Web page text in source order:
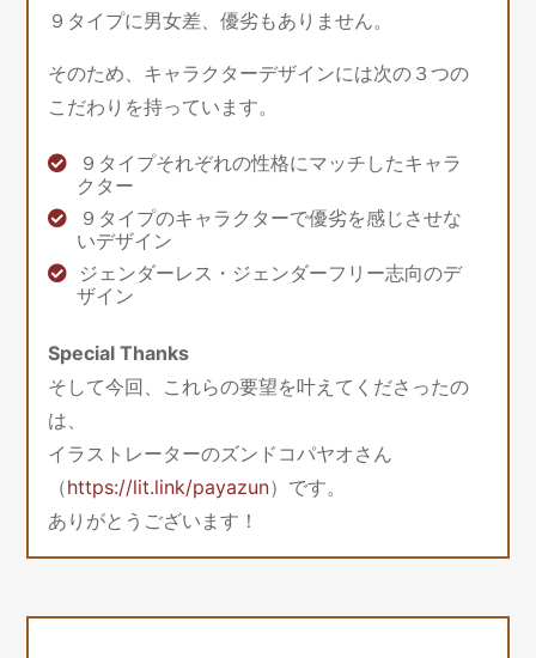
９タイプに男女差、優劣もありません。
そのため、キャラクターデザインには次の３つの
こだわりを持っています。
９タイプそれぞれの性格にマッチしたキャラ
クター
９タイプのキャラクターで優劣を感じさせな
いデザイン
ジェンダーレス・ジェンダーフリー志向のデ
ザイン
Special Thanks
そして今回、これらの要望を叶えてくださったの
は、
イラストレーターのズンドコパヤオさん
（https://lit.link/payazun）です。
ありがとうございます！